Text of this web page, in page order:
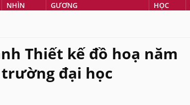
NHÌN
GƯƠNG
HỌC
Thiết kế đồ hoạ năm
trường đại học